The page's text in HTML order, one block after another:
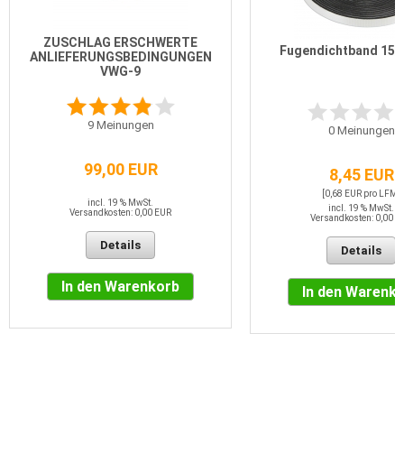
ZUSCHLAG ERSCHWERTE
ANLIEFERUNGSBEDINGUNGEN
VWG-9
9Meinungen
99,00 EUR
incl. 19 % MwSt.
Versandkosten: 0,00 EUR
Details
In den Warenkorb
Fugendichtband 15/
0Meinungen
8,45 EUR
[0,68 EUR pro LFM]
incl. 19 % MwSt.
Versandkosten: 0,00
Details
In den